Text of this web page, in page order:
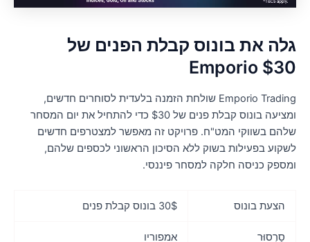
את בונוס קבלת הפנים של
Emporio
Emporio Trading שולחת הזמנה בלעדית לסוחרים חדשים,
ומציעה בונוס קבלת פנים של $30 כדי להתחיל את יום המסחר
בשווקי המט"ח. פרויקט זה מאפשר למצטרפים חדשים
בפעילות בשוק ללא הסיכון הראשוני לכספים שלהם,
כניסה חלקה למסחר פיננסי.
הצעת בונוס 30$ בונוס קבלת פנים
סַרְסוּר אמפוריו